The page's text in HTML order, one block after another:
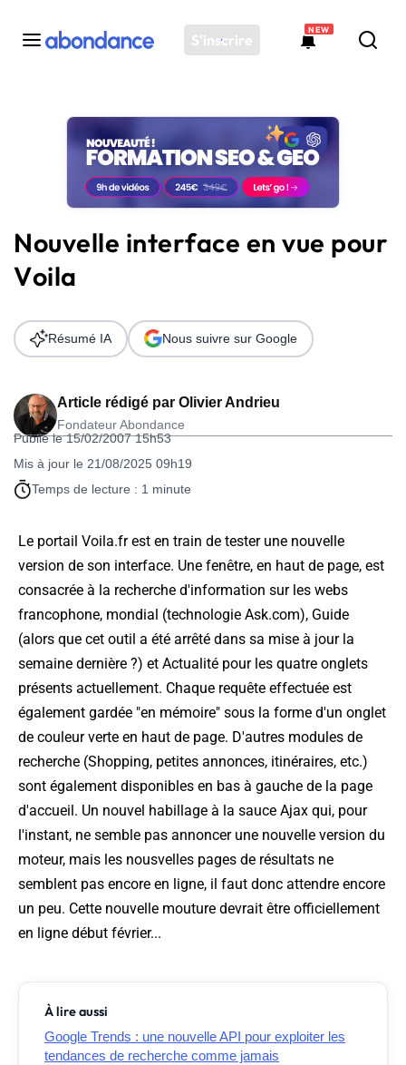
S'inscrire
NEW
Toutes les actus
Actus SEO
Plateforme
Solutions
Ressources
Audit SEO
Nouvelle interface en vue pour
Voila
Article rédigé par Olivier Andrieu
Fondateur Abondance
Publié le 15/02/2007 15h53
Mis à jour le 21/08/2025 09h19
Temps de lecture : 1 minute
Résumé IA Nous suivre sur Google
Le portail Voila.fr est en train de tester une nouvelle
version de son interface. Une fenêtre, en haut de page, est
consacrée à la recherche d'information sur les webs
francophone, mondial (technologie Ask.com), Guide
(alors que cet outil a été arrêté dans sa mise à jour la
semaine dernière ?) et Actualité pour les quatre onglets
présents actuellement. Chaque requête effectuée est
également gardée "en mémoire" sous la forme d'un onglet
de couleur verte en haut de page. D'autres modules de
recherche (Shopping, petites annonces, itinéraires, etc.)
sont également disponibles en bas à gauche de la page
d'accueil. Un nouvel habillage à la sauce Ajax qui, pour
l'instant, ne semble pas annoncer une nouvelle version du
moteur, mais les nousvelles pages de résultats ne
semblent pas encore en ligne, il faut donc attendre encore
un peu. Cette nouvelle mouture devrait être officiellement
en ligne début février...
À lire aussi
Google Trends : une nouvelle API pour exploiter les
tendances de recherche comme jamais